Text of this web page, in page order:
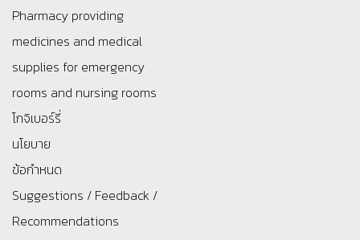
Pharmacy providing
medicines and medical
supplies for emergency
rooms and nursing rooms
โกจิเบอร์รี่
นโยบาย
ข้อกำหนด
Suggestions / Feedback /
Recommendations